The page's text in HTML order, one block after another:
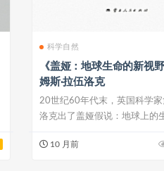
科学自然
《盖娅：地球生命的新视
姆斯·拉伍洛克
20世纪60年代末，英国科学家
洛克出了盖娅假说：地球上的
10 月前